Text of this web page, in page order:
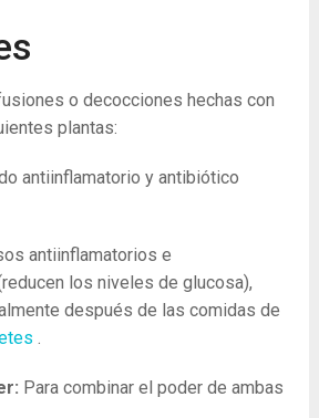
o decocciones hechas con
plantas:
antiinflamatorio y antibiótico
antiinflamatorios e
los niveles de glucosa),
después de las comidas de
.
Para combinar el poder de ambas